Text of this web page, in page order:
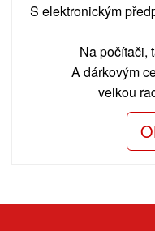
S elektronickým
Na počítači,
A dárkovým
velkou